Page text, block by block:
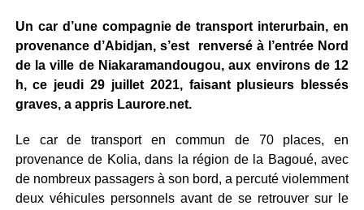
Un car d’une compagnie de transport interurbain, en
provenance d’Abidjan, s’est renversé à l’entrée Nord
de la ville de Niakaramandougou, aux environs de 12
h, ce jeudi 29 juillet 2021, faisant plusieurs blessés
graves, a appris Laurore.net.
Le car de transport en commun de 70 places, en
provenance de Kolia, dans la région de la Bagoué, avec
de nombreux passagers à son bord, a percuté violemment
deux véhicules personnels avant de se retrouver sur le